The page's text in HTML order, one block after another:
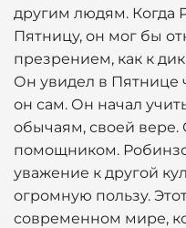
другим людям. Когда
Пятницу, он мог бы
презрением, как к
Он увидел в Пятнице
он сам. Он начал
обычаям, своей вере.
помощником.
уважение к другой
огромную пользу.
современном мире,